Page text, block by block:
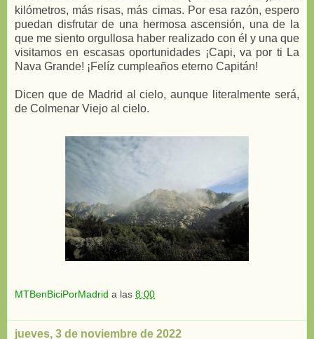
kilómetros, más risas, más cimas. Por esa razón, espero
puedan disfrutar de una hermosa ascensión, una de la
que me siento orgullosa haber realizado con él y una que
visitamos en escasas oportunidades ¡Capi, va por ti La
Nava Grande! ¡Felíz cumpleaños eterno Capitán!
Dicen que de Madrid al cielo, aunque literalmente será,
de Colmenar Viejo al cielo.
MTBenBiciPorMadrid a las 8:00
jueves, 3 de noviembre de 2022